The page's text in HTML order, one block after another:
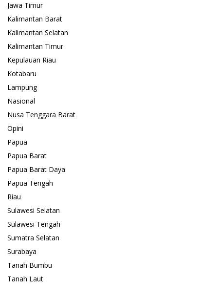
Jawa Timur
Kalimantan Barat
Kalimantan Selatan
Kalimantan Timur
Kepulauan Riau
Kotabaru
Lampung
Nasional
Nusa Tenggara Barat
Opini
Papua
Papua Barat
Papua Barat Daya
Papua Tengah
Riau
Sulawesi Selatan
Sulawesi Tengah
Sumatra Selatan
Surabaya
Tanah Bumbu
Tanah Laut